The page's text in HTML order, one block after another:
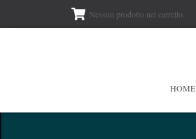
Nessun prodotto nel carrello.
HOME